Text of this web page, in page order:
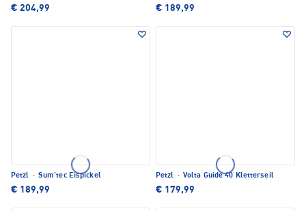
€ 204,99 € 189,99
Petzl · Sum'tec Eispickel
€ 189,99
Petzl · Volta Guide 40 Kletterseil
€ 179,99